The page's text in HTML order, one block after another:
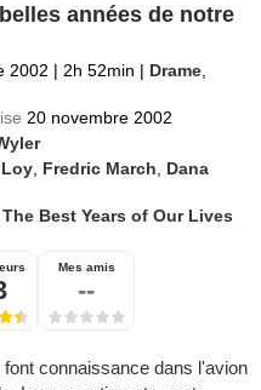
années de notre
2002 | 2h 52min | Drame
20 novembre 2002
Fredric March
Dana
The Best Years of Our Lives
Mes amis
--
connaissance dans l'avion